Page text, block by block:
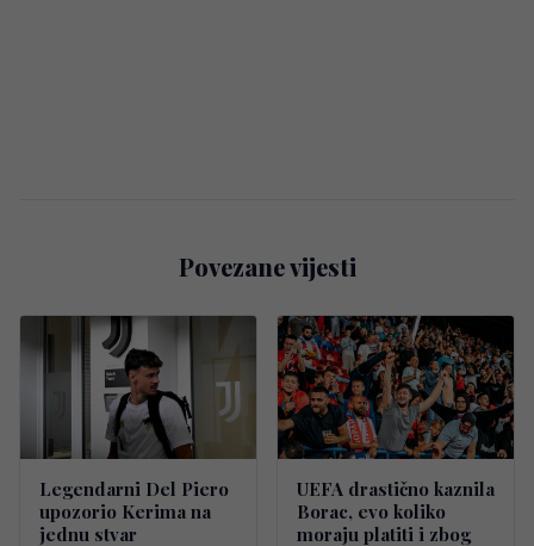
Povezane vijesti
Legendarni Del Piero
upozorio Kerima na
jednu stvar
UEFA drastično kaznila
Borac, evo koliko
moraju platiti i zbog